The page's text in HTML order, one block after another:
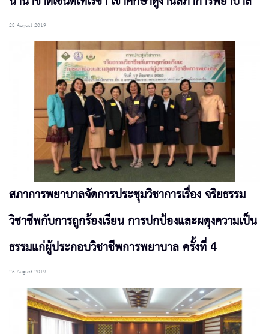
28 August 2019
สภาการพยาบาลจัดการประชุมวิชาการเรื่อง จริยธรรม
วิชาชีพกับการถูกร้องเรียน การปกป้องและผดุงความเป็น
ธรรมแก่ผู้ประกอบวิชาชีพการพยาบาล ครั้งที่ 4
26 August 2019